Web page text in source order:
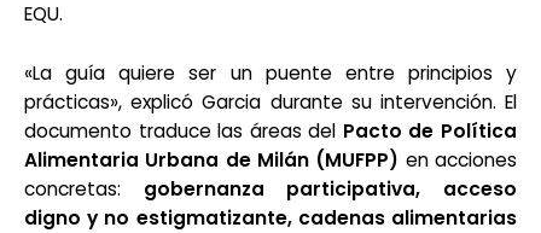
EQU.
«La guía quiere ser un puente entre principios y
prácticas», explicó Garcia durante su intervención. El
documento traduce las áreas del Pacto de Política
Alimentaria Urbana de Milán (MUFPP) en acciones
concretas: gobernanza participativa, acceso
digno y no estigmatizante, cadenas alimentarias